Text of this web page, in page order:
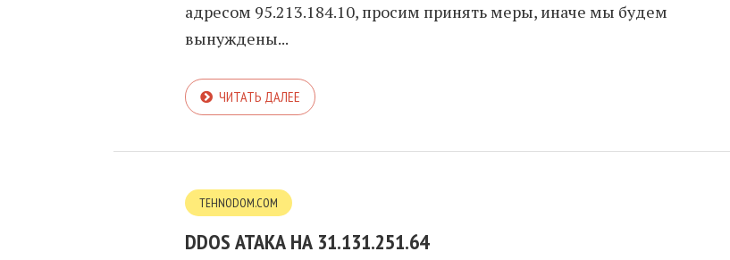
адресом 95.213.184.10, просим принять меры, иначе мы будем
вынуждены...
ЧИТАТЬ ДАЛЕЕ
TEHNODOM.COM
DDOS АТАКА НА 31.131.251.64